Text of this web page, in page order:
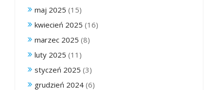
maj 2025 (15)
kwiecień 2025 (16)
marzec 2025 (8)
luty 2025 (11)
styczeń 2025 (3)
grudzień 2024 (6)